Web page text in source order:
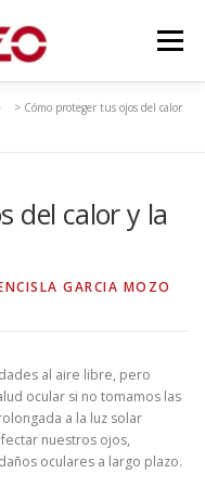
Menú
> Cómo proteger tus ojos del calor
del calor y la
GARCIA MOZO
al aire libre, pero
ocular si no tomamos las
a la luz solar
nuestros ojos,
oculares a largo plazo.